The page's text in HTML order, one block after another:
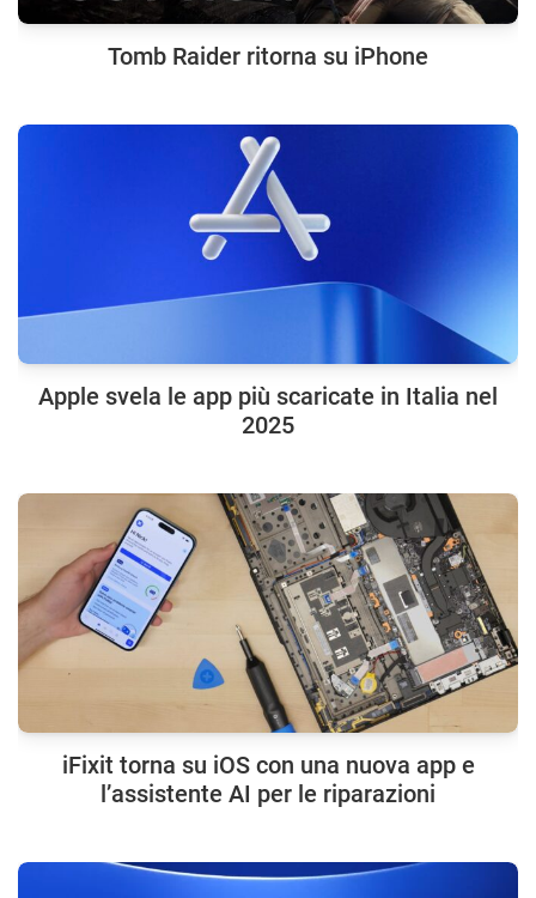
Tomb Raider ritorna su iPhone
Apple svela le app più scaricate in Italia nel
2025
iFixit torna su iOS con una nuova app e
l’assistente AI per le riparazioni